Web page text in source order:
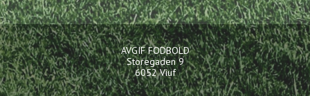
AVGIF FODBOLD
Storegaden 9
6052 Viuf